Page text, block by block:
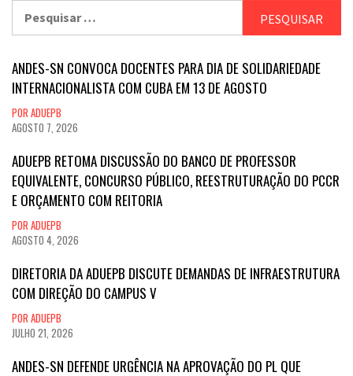
por:
ANDES-SN CONVOCA DOCENTES PARA DIA DE SOLIDARIEDADE
INTERNACIONALISTA COM CUBA EM 13 DE AGOSTO
POR ADUEPB
AGOSTO 7, 2026
ADUEPB RETOMA DISCUSSÃO DO BANCO DE PROFESSOR
EQUIVALENTE, CONCURSO PÚBLICO, REESTRUTURAÇÃO DO PCCR
E ORÇAMENTO COM REITORIA
POR ADUEPB
AGOSTO 4, 2026
DIRETORIA DA ADUEPB DISCUTE DEMANDAS DE INFRAESTRUTURA
COM DIREÇÃO DO CAMPUS V
POR ADUEPB
JULHO 21, 2026
ANDES-SN DEFENDE URGÊNCIA NA APROVAÇÃO DO PL QUE